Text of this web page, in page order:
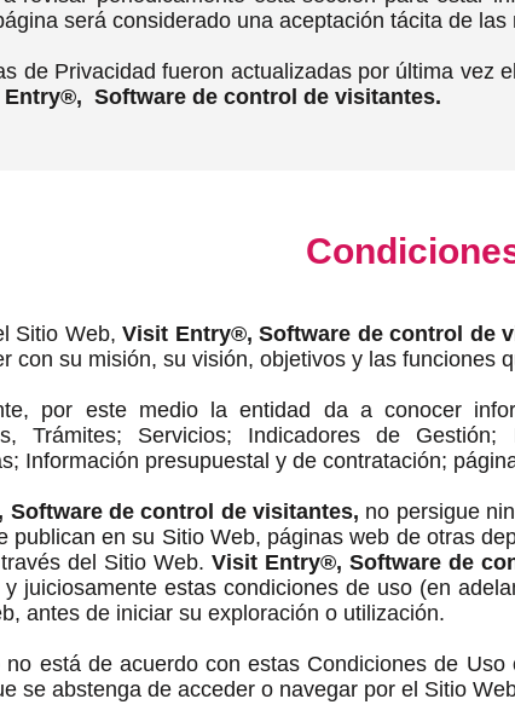
será considerado una aceptación tácita de las
de Privacidad fueron actualizadas por última vez
Software de control de visitantes.
Sitio Web,Visit Entry®, Software de control de
con su misión, su visión, objetivos y las funciones
por este medio la entidad da a conocer
Trámites; Servicios; Indicadores de
Información presupuestal y de contratación;
Software de control de visitantes, no persigue
publican en su Sitio Web, páginas web de otras
del Sitio Web. Visit Entry®, Software de
y juiciosamente estas condiciones de uso (en
antes de iniciar su exploración o utilización.
no está de acuerdo con estas Condiciones de
se abstenga de acceder o navegar por el Sitio